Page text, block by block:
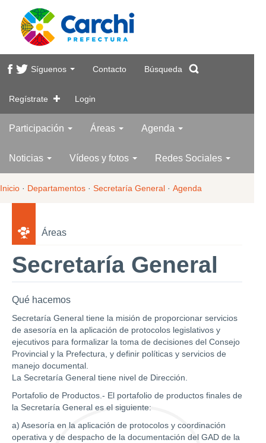
Síguenos Contacto Búsqueda
Regístrate Login
Participación Áreas Agenda
Noticias Vídeos y fotos Redes Sociales
Inicio · Departamentos · Secretaría General · Agenda
Áreas
Secretaría General
Qué hacemos
Secretaría General tiene la misión de proporcionar servicios
de asesoría en la aplicación de protocolos legislativos y
ejecutivos para formalizar la toma de decisiones del Consejo
Provincial y la Prefectura, y definir políticas y servicios de
manejo documental.
La Secretaría General tiene nivel de Dirección.
Portafolio de Productos.- El portafolio de productos finales de
la Secretaría General es el siguiente:
a) Asesoría en la aplicación de protocolos y coordinación
operativa y de despacho de la documentación del GAD de la